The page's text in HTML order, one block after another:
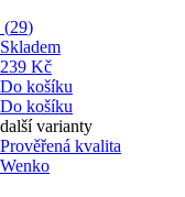
(29)
Skladem
239 Kč
Do košíku
Do košíku
další varianty
Prověřená kvalita
Wenko